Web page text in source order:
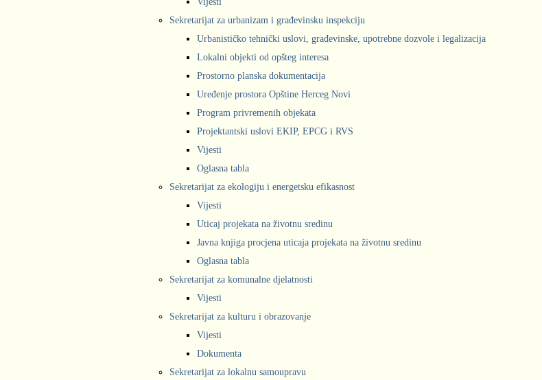
Sekretarijat za urbanizam i građevinsku inspekciju
Urbanističko tehnički uslovi, građevinske, upotrebne dozvole i legalizacija
Lokalni objekti od opšteg interesa
Prostorno planska dokumentacija
Uređenje prostora Opštine Herceg Novi
Program privremenih objekata
Projektantski uslovi EKIP, EPCG i RVS
Vijesti
Oglasna tabla
Sekretarijat za ekologiju i energetsku efikasnost
Vijesti
Uticaj projekata na životnu sredinu
Javna knjiga procjena uticaja projekata na životnu sredinu
Oglasna tabla
Sekretarijat za komunalne djelatnosti
Vijesti
Sekretarijat za kulturu i obrazovanje
Vijesti
Dokumenta
Sekretarijat za lokalnu samoupravu